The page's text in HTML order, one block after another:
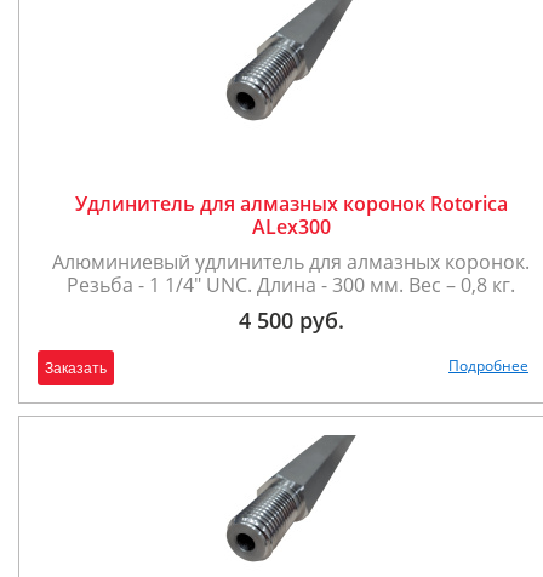
Удлинитель для алмазных коронок Rotorica
ALex300
Алюминиевый удлинитель для алмазных коронок.
Резьба - 1 1/4" UNC. Длина - 300 мм. Вес – 0,8 кг.
4 500 руб.
Заказать Подробнее